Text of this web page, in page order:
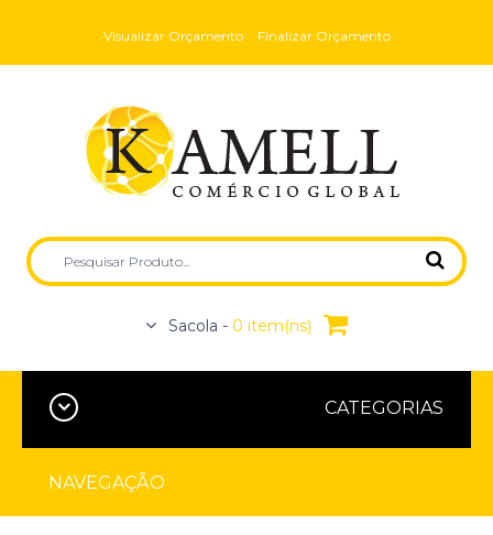
Visualizar Orçamento Finalizar Orçamento
Sacola - 0 item(ns)
CATEGORIAS
NAVEGAÇÃO